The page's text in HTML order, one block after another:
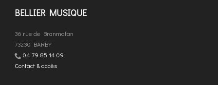
BELLIER MUSIQUE
36 rue de Branmafan
73230 BARBY
04 79 85 14 09
Contact & accès